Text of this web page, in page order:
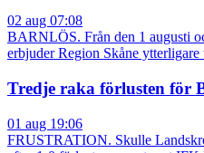
02 aug 07:08
BARNLÖS. Från den 1 augusti
erbjuder Region Skåne
Tredje raka förlusten för
01 aug 19:06
FRUSTRATION. Skulle